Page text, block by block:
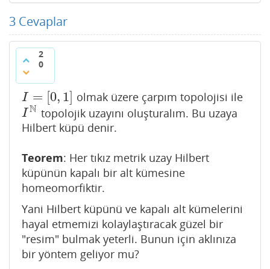
3 Cevaplar
2
0
I = [0, 1]
I= [0, ] olmak üzere çarpım topolojisi ile
IN
IN topolojik uzayını oluşturalım. Bu uzaya
Hilbert küpü denir.
Teorem: Her tıkız metrik uzay Hilbert
küpünün kapalı bir alt kümesine
homeomorfiktir.
Yani Hilbert küpünü ve kapalı alt kümelerini
hayal etmemizi kolaylaştıracak güzel bir
"resim" bulmak yeterli. Bunun için aklınıza
bir yöntem geliyor mu?